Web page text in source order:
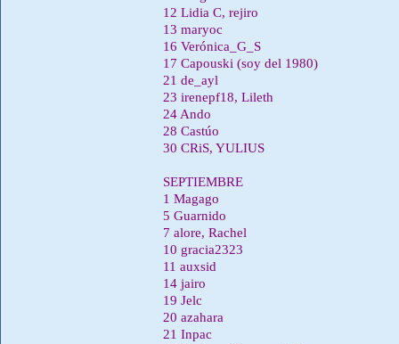
12 Lidia C, rejiro
13 maryoc
16 Verónica_G_S
17 Capouski (soy del 1980)
21 de_ayl
23 irenepf18, Lileth
24 Ando
28 Castúo
30 CRiS, YULIUS
SEPTIEMBRE
1 Magago
5 Guarnido
7 alore, Rachel
10 gracia2323
11 auxsid
14 jairo
19 Jelc
20 azahara
21 Inpac